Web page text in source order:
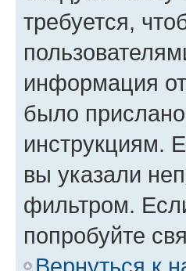
требуется,
информация
было
инструкциям.
вы указали
фильтром.
попробуйте
Вернуться к